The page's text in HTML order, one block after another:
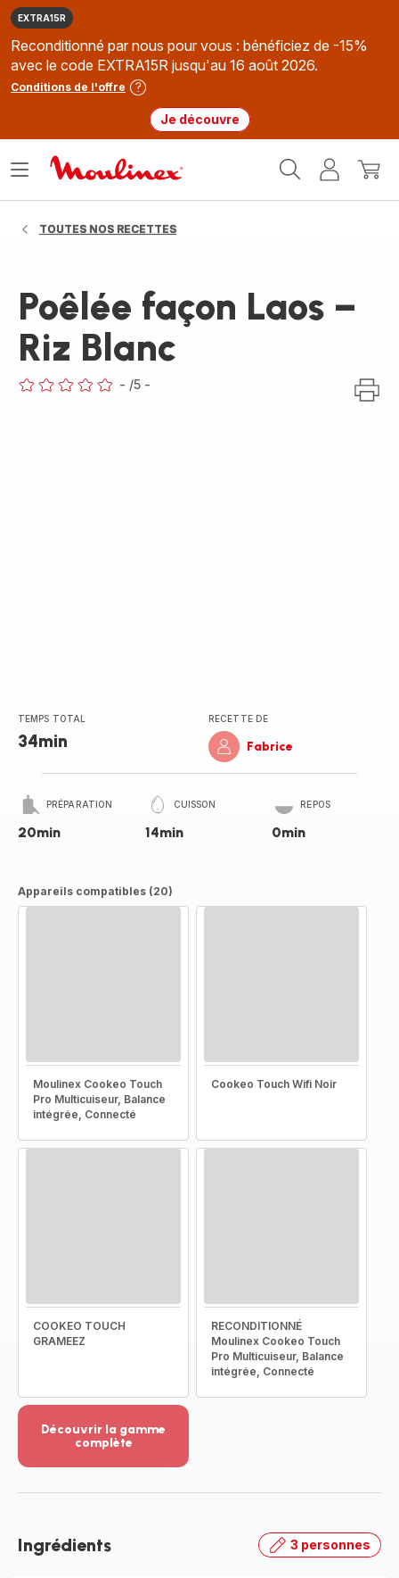
EXTRA15R
Reconditionné par nous pour vous : bénéficiez de -15%
avec le code EXTRA15R jusqu'au 16 août 2026.
Conditions de l'offre
Je découvre
MonMon
Ouvrir
TOUTES NOS RECETTES
Poêlée façon Laos –
Riz Blanc
- /5 -
TEMPS TOTAL
34min
RECETTE DE
Fabrice
PRÉPARATION
20min
CUISSON
14min
REPOS
0min
Appareils compatibles (20)
Moulinex Cookeo Touch
Pro Multicuiseur, Balance
intégrée, Connecté
Cookeo Touch Wifi Noir
COOKEO TOUCH
GRAMEEZ
RECONDITIONNÉ
Moulinex Cookeo Touch
Pro Multicuiseur, Balance
intégrée, Connecté
Découvrir la gamme
complète
-
gamme
Ingrédients 3 personnes